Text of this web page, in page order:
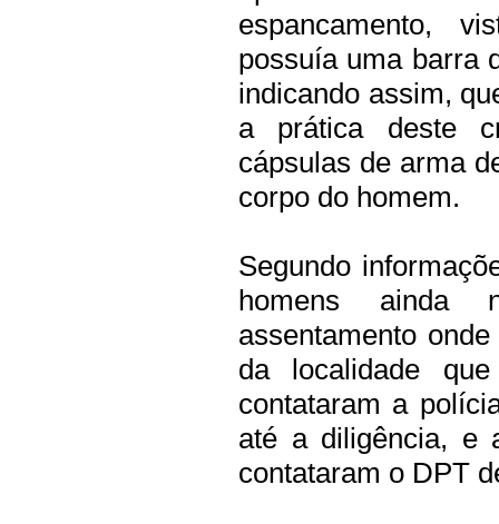
espancamento,
possuía uma barra
indicando assim,
a prática deste
cápsulas de arma
corpo do homem.
Segundo
homens ainda
assentamento
da localidade
contataram a
até a diligência, e
contataram o DPT